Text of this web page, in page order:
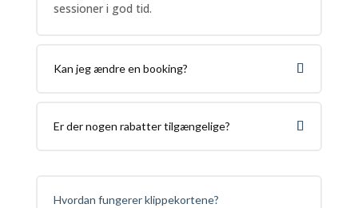
sessioner i god tid.
Kan jeg ændre en booking?
Er der nogen rabatter tilgængelige?
Hvordan fungerer klippekortene?